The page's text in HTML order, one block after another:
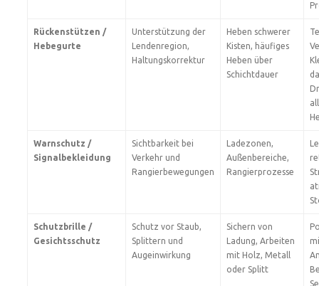
Rückenstützen /
Hebegurte
Unterstützung der
Lendenregion,
Haltungskorrektur
Heben schwerer
Kisten, häufiges
Heben über
Schichtdauer
Warnschutz /
Signalbekleidung
Sichtbarkeit bei
Verkehr und
Rangierbewegungen
Ladezonen,
Außenbereiche,
Rangierprozesse
Schutzbrille /
Gesichtsschutz
Schutz vor Staub,
Splittern und
Augeinwirkung
Sichern von
Ladung, Arbeiten
mit Holz, Metall
oder Splitt